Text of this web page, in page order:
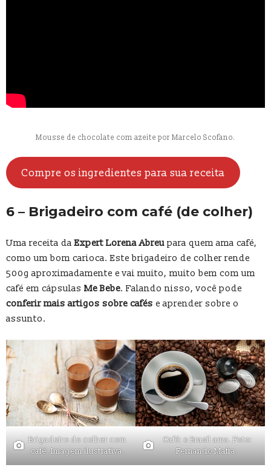
Mousse de chocolate com azeite por Marcelo Scofano.
Compre os ingredientes para sua receita
6 – Brigadeiro com café (de colher)
Uma receita daExpert Lorena Abreu para quem ama café,
como um bom carioca. Este brigadeiro de colher rende
500g aproximadamente e vai muito, muito bem com um
café em cápsulas Me Bebe. Falando nisso, você pode
conferir mais artigos sobre cafés e aprender sobre o
assunto.
Brigadeiro de colher com
café. Imagem ilustrativa.
Café: o Brasil ama. Foto:
Fernando Mafra.